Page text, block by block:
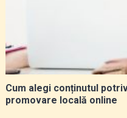
Cum alegi conținutul
promovare locală online